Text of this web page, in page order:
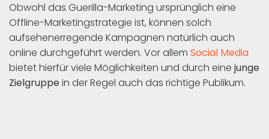
Obwohl das Guerilla-Marketing ursprünglich eine
Offline-Marketingstrategie ist, können solch
aufsehenerregende Kampagnen natürlich auch
online durchgeführt werden. Vor allem Social Media
bietet hierfür viele Möglichkeiten und durch eine junge
Zielgruppein der Regel auch das richtige Publikum.